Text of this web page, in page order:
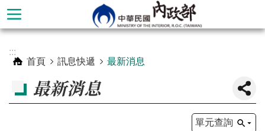
跳到主要內容區塊
階
:::
首頁
訊息快遞 最新消息
最新消息
單元查詢